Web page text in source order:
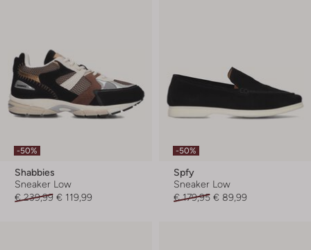
-50%
Shabbies
Sneaker Low
€ 239,99 € 119,99
-50%
Spfy
Sneaker Low
€ 179,95 € 89,99